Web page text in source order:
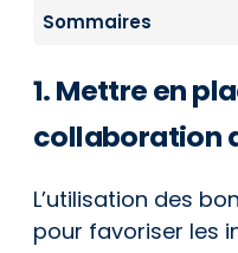
Sommaires
1. Mettre en
collaboration
L’utilisation des
pour favoriser les